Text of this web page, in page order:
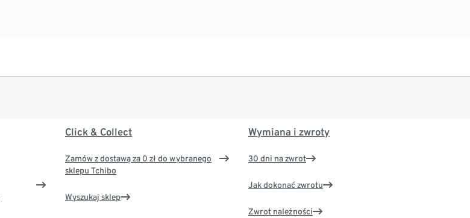
Click & Collect
Zamów z dostawą za 0 zł do wybranego
sklepu Tchibo
Wyszukaj sklep
Wymiana i zwroty
30 dni na zwrot
Jak dokonać zwrotu
Zwrot należności